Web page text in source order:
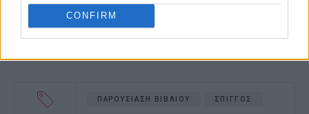
CONFIRM
ΠΑΡΟΥΣΙΑΣΗ ΒΙΒΛΙΟΥ ΣΠΙΓΓΟΣ